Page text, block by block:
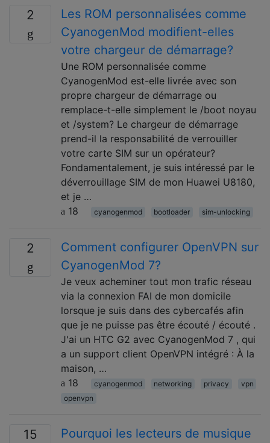
2
Les ROM personnalisées comme
CyanogenMod modifient-elles
votre chargeur de démarrage?
Une ROM personnalisée comme
CyanogenMod est-elle livrée avec son
propre chargeur de démarrage ou
remplace-t-elle simplement le /boot noyau
et /system? Le chargeur de démarrage
prend-il la responsabilité de verrouiller
votre carte SIM sur un opérateur?
Fondamentalement, je suis intéressé par le
déverrouillage SIM de mon Huawei U8180,
et je …
18
cyanogenmod bootloader sim-unlocking
2
Comment configurer OpenVPN sur
CyanogenMod 7?
Je veux acheminer tout mon trafic réseau
via la connexion FAI de mon domicile
lorsque je suis dans des cybercafés afin
que je ne puisse pas être écouté / écouté .
J'ai un HTC G2 avec CyanogenMod 7 , qui
a un support client OpenVPN intégré : À la
maison, …
18
cyanogenmod networking privacy
vpn
openvpn
15
Pourquoi les lecteurs de musique